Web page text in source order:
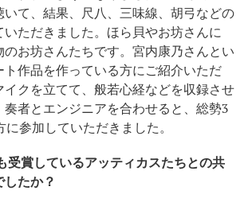
いて、結果、尺八、三味線、胡弓などの
ただきました。ほら貝やお坊さんに
のお坊さんたちです。宮内康乃さんとい
ト作品を作っている方にご紹介いただ
イクを立てて、般若心経などを収録させ
者とエンジニアを合わせると、総勢3
参加していただきました。
賞しているアッティカスたちとの共
たか？